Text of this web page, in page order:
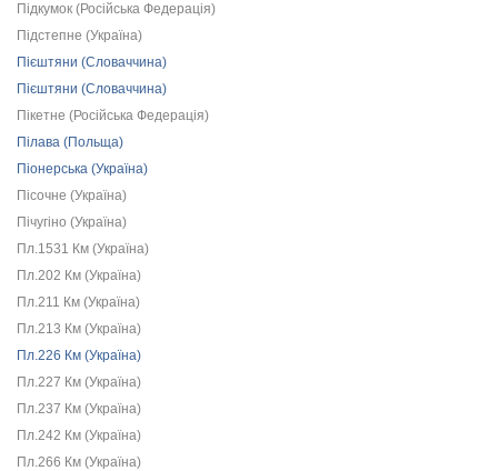
Підкумок (Російська Федерація)
Підстепне (Україна)
Пієштяни (Словаччина)
Пієштяни (Словаччина)
Пікетне (Російська Федерація)
Пілава (Польща)
Піонерська (Україна)
Пісочне (Україна)
Пічугіно (Україна)
Пл.1531 Км (Україна)
Пл.202 Км (Україна)
Пл.211 Км (Україна)
Пл.213 Км (Україна)
Пл.226 Км (Україна)
Пл.227 Км (Україна)
Пл.237 Км (Україна)
Пл.242 Км (Україна)
Пл.266 Км (Україна)